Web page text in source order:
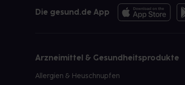
Die gesund.de App
Arzneimittel & Gesundheitsprodukte
Allergien & Heuschnupfen